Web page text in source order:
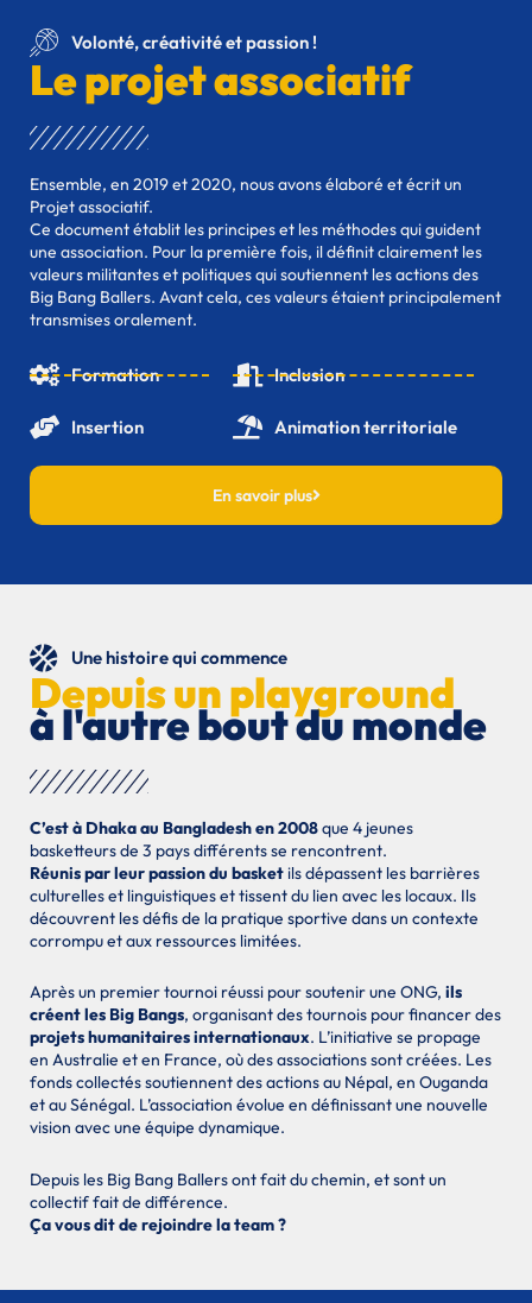
Volonté, créativité et passion !
Le projet associatif
Ensemble, en 2019 et 2020, nous avons élaboré et écrit un
Projet associatif.
Ce document établit les principes et les méthodes qui guident
une association. Pour la première fois, il définit clairement les
valeurs militantes et politiques qui soutiennent les actions des
Big Bang Ballers. Avant cela, ces valeurs étaient principalement
transmises oralement.
Formation
Insertion
Inclusion
Animation territoriale
En savoir plus
Une histoire qui commence
Depuis un playground
à l'autre bout du monde
C’est à Dhaka au Bangladesh en 2008que 4 jeunes
basketteurs de 3 pays différents se rencontrent.
Réunis par leur passion du basketils dépassent les barrières
culturelles et linguistiques et tissent du lien avec les locaux. Ils
découvrent les défis de la pratique sportive dans un contexte
corrompu et aux ressources limitées.
Après un premier tournoi réussi pour soutenir une ONG, ils
créent les Big Bangs, organisant des tournois pour financer des
projets humanitaires internationaux. L’initiative se propage
en Australie et en France, où des associations sont créées. Les
fonds collectés soutiennent des actions au Népal, en Ouganda
et au Sénégal. L’association évolue en définissant une nouvelle
vision avec une équipe dynamique.
Depuis les Big Bang Ballers ont fait du chemin, et sont un
collectif fait de différence.
Ça vous dit de rejoindre la team ?